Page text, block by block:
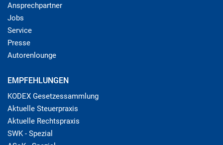
Ansprechpartner
Jobs
Service
Presse
Autorenlounge
EMPFEHLUNGEN
KODEX Gesetzessammlung
Aktuelle Steuerpraxis
Aktuelle Rechtspraxis
SWK - Spezial